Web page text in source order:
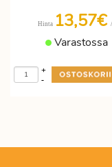
Hinta 13,57€
Varastossa
-
+